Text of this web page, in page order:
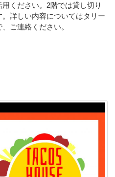
ください。2階では貸し切り
詳しい内容についてはタリー
ご連絡ください。